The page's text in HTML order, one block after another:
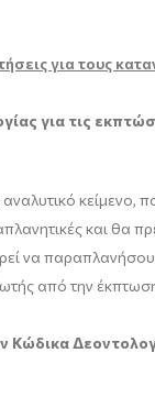
για τους
για τις
και θα
να
από την
Κώδικα